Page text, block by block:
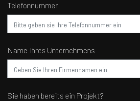
Telefonnummer
Name Ihres Unternehmens
Sie haben bereits ein Projekt?